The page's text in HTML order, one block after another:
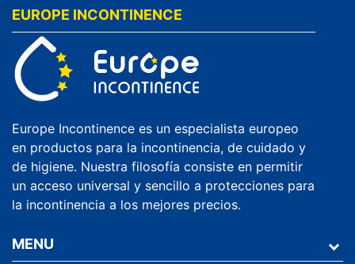
EUROPE INCONTINENCE
Europe Incontinence es un especialista europeo
en productos para la incontinencia, de cuidado y
de higiene. Nuestra filosofía consiste en permitir
un acceso universal y sencillo a protecciones para
la incontinencia a los mejores precios.
MENU